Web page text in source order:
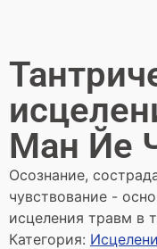
Ман Йе
Осознание,
чувствование -
исцеления травм в
Категория: